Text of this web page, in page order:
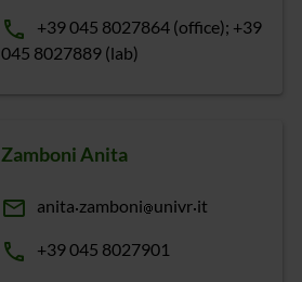
phone
+39 045 8027864 (office); +39
045 8027889 (lab)
Zamboni Anita
email anita zamboni univr it
phone +39 045 8027901